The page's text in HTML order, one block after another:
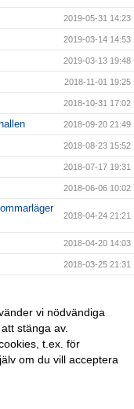
2019-05-31 14:23
2019-03-14 14:53
2019-03-13 19:48
2018-11-01 19:25
2018-10-31 17:02
2018-09-20 21:49
2018-08-23 15:52
2018-07-17 19:31
2018-06-06 10:02
2018-04-24 21:21
2018-04-20 14:03
2018-03-25 21:31
2018-02-01 21:34
2018-01-14 22:21
2017-10-19 17:16
vi nödvändiga
stänga av.
t.ex. för
om du vill acceptera